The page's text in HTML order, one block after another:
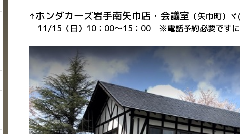
↑ホンダカーズ岩手南矢巾店・会議室 （矢巾町）
11/15（日）10：00～15：00 ※電話予約必要です